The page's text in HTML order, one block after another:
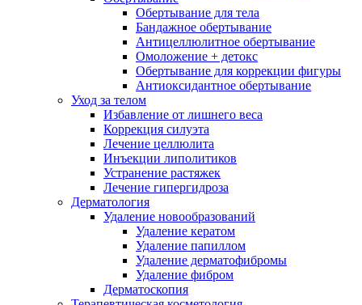
Обертывание для тела
Бандажное обертывание
Антицеллюлитное обертывание
Омоложение + детокс
Обертывание для коррекции фигуры
Антиоксидантное обертывание
Уход за телом
Избавление от лишнего веса
Коррекция силуэта
Лечение целлюлита
Инъекции липолитиков
Устранение растяжек
Лечение гипергидроза
Дерматология
Удаление новообразований
Удаление кератом
Удаление папиллом
Удаление дерматофибромы
Удаление фибром
Дерматоскопия